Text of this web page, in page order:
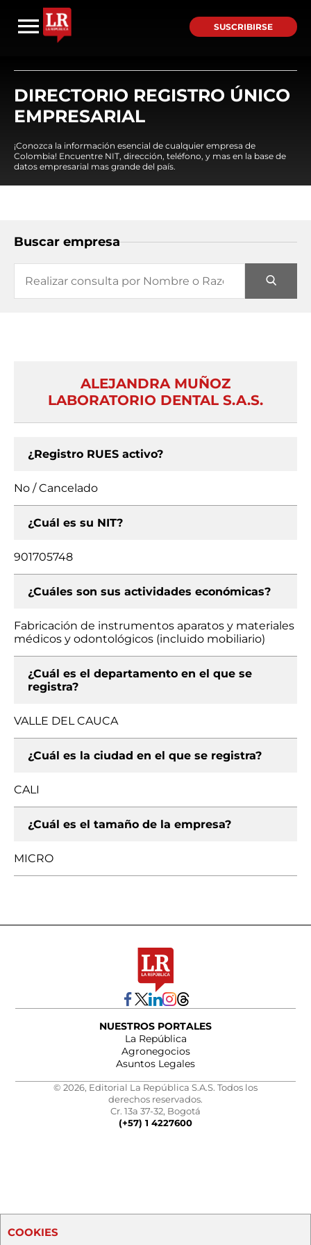
SUSCRIBIRSE
DIRECTORIO REGISTRO ÚNICO
EMPRESARIAL
¡Conozca la información esencial de cualquier empresa de
Colombia! Encuentre NIT, dirección, teléfono, y mas en la base de
datos empresarial mas grande del país.
Buscar empresa
ALEJANDRA MUÑOZ
LABORATORIO DENTAL S.A.S.
¿Registro RUES activo?
No / Cancelado
¿Cuál es su NIT?
901705748
¿Cuáles son sus actividades económicas?
Fabricación de instrumentos aparatos y materiales
médicos y odontológicos (incluido mobiliario)
¿Cuál es el departamento en el que se
registra?
VALLE DEL CAUCA
¿Cuál es la ciudad en el que se registra?
CALI
¿Cuál es el tamaño de la empresa?
MICRO
NUESTROS PORTALES
La República
Agronegocios
Asuntos Legales
© 2026, Editorial La República S.A.S. Todos los
derechos reservados.
Cr. 13a 37-32, Bogotá
(+57) 1 4227600
COOKIES